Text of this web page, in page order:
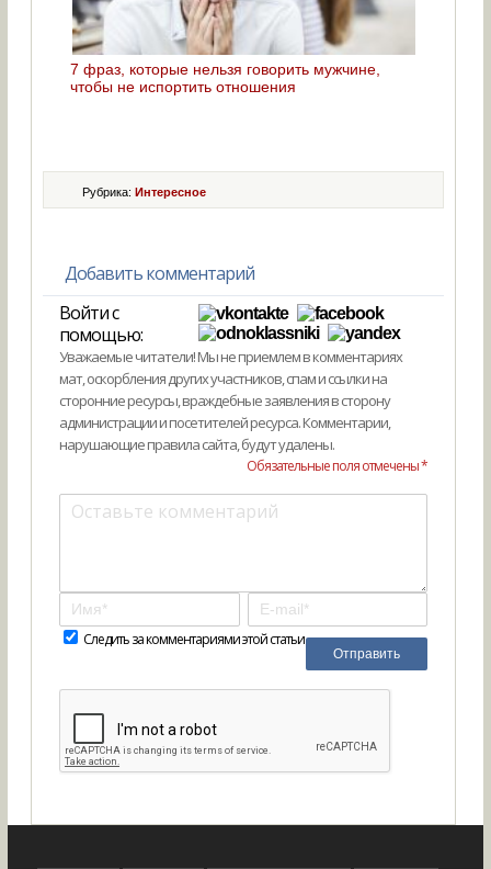
7 фраз, которые нельзя говорить мужчине,
чтобы не испортить отношения
Рубрика:Интересное
Добавить комментарий
Войти с
помощью:
Уважаемые читатели! Мы не приемлем в комментариях
мат, оскорбления других участников, спам и ссылки на
сторонние ресурсы, враждебные заявления в сторону
администрации и посетителей ресурса. Комментарии,
нарушающие правила сайта, будут удалены.
Обязательные поля отмечены *
Следить за комментариями этой статьи